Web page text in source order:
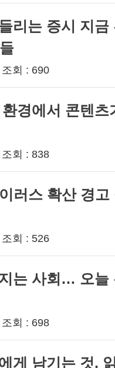
리는 증시 지
조회 : 690
경에서 콘텐
조회 : 838
러스 확산 경
조회 : 526
는 사회… 오늘
조회 : 698
게 남기는 것,